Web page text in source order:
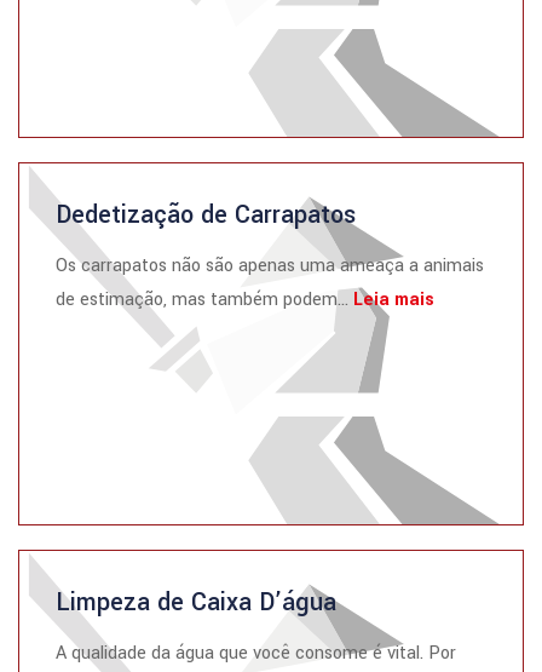
Dedetização de Carrapatos
Os carrapatos não são apenas uma ameaça a animais
de estimação, mas também podem... Leia mais
Limpeza de Caixa D’água
A qualidade da água que você consome é vital. Por